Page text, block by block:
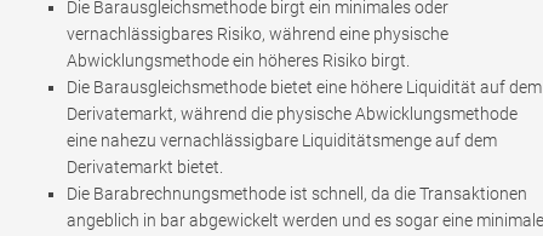
Die Barausgleichsmethode birgt ein minimales oder
vernachlässigbares Risiko, während eine physische
Abwicklungsmethode ein höheres Risiko birgt.
Die Barausgleichsmethode bietet eine höhere Liquidität auf dem
Derivatemarkt, während die physische Abwicklungsmethode
eine nahezu vernachlässigbare Liquiditätsmenge auf dem
Derivatemarkt bietet.
Die Barabrechnungsmethode ist schnell, da die Transaktionen
angeblich in bar abgewickelt werden und es sogar eine minimale